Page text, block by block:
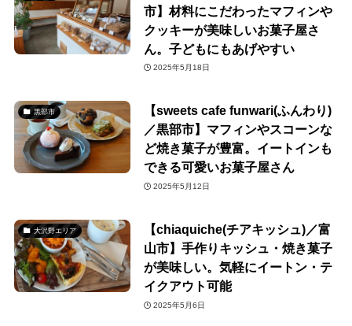
市】材料にこだわったマフィンや
クッキーが美味しいお菓子屋さ
ん。子どもにもあげやすい
2025年5月18日
黒部市
【sweets cafe funwari(ふんわり)
／黒部市】マフィンやスコーンな
ど焼き菓子が豊富。イートインも
できる可愛いお菓子屋さん
2025年5月12日
大沢野エリア
【chiaquiche(チアキッシュ)／富
山市】手作りキッシュ・焼き菓子
が美味しい。気軽にイートン・テ
イクアウト可能
2025年5月6日